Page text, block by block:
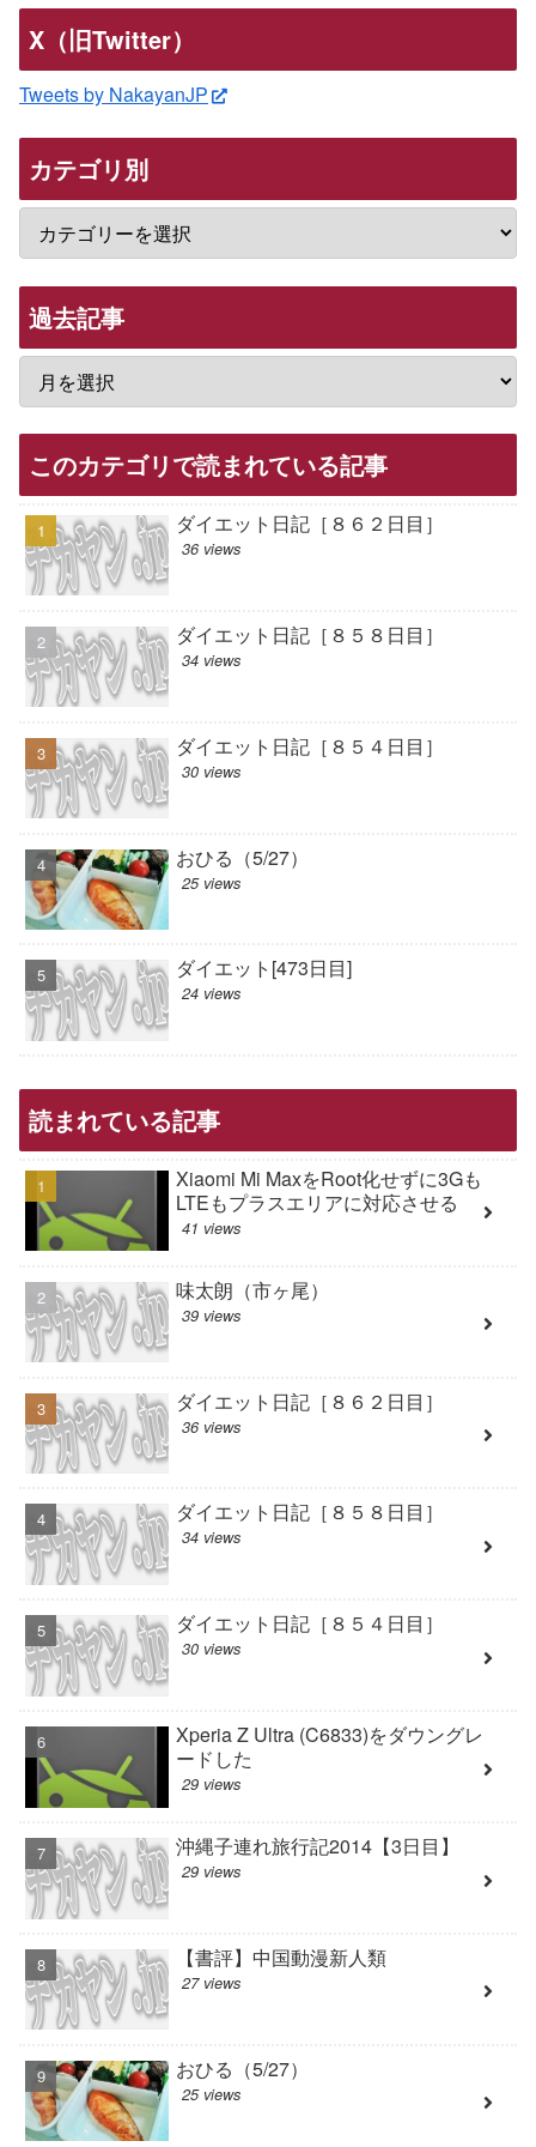
X（旧Twitter）
Tweets by NakayanJP
カテゴリ別
過去記事
このカテゴリで読まれている記事
ダイエット日記［８６２日目］
36 views
ダイエット日記［８５８日目］
34 views
ダイエット日記［８５４日目］
30 views
おひる（5/27）
25 views
ダイエット[473日目]
24 views
読まれている記事
Xiaomi Mi MaxをRoot化せずに3Gも
LTEもプラスエリアに対応させる
41 views
味太朗（市ヶ尾）
39 views
ダイエット日記［８６２日目］
36 views
ダイエット日記［８５８日目］
34 views
ダイエット日記［８５４日目］
30 views
Xperia Z Ultra (C6833)をダウングレ
ードした
29 views
沖縄子連れ旅行記2014【3日目】
29 views
【書評】中国動漫新人類
27 views
おひる（5/27）
25 views